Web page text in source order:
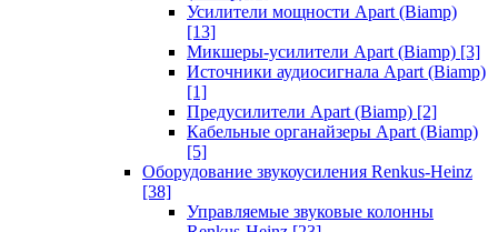
Усилители мощности Apart (Biamp)
[13]
Микшеры-усилители Apart (Biamp) [3]
Источники аудиосигнала Apart (Biamp)
[1]
Предусилители Apart (Biamp) [2]
Кабельные органайзеры Apart (Biamp)
[5]
Оборудование звукоусиления Renkus-Heinz
[38]
Управляемые звуковые колонны